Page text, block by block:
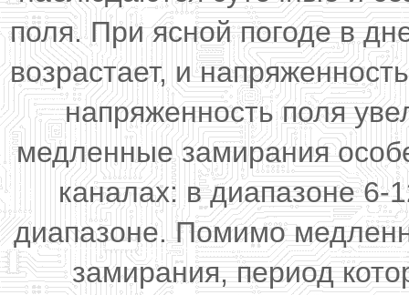
поля. При ясной погоде в
возрастает, и
напряженность поля
медленные замирания
каналах: в диапазоне 6-
диапазоне. Помимо
замирания, период